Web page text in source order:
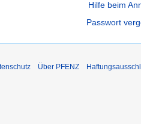
Hilfe beim
Passwort
Über PFENZ